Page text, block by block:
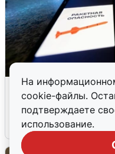
На
cookie-файлы.
подтверждаете
использование.
Ночью в
сирены
8 августа 0